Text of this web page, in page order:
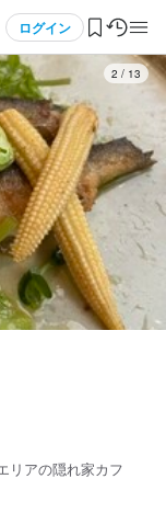
ログイン
3 / 13
リアの隠れ家カフ